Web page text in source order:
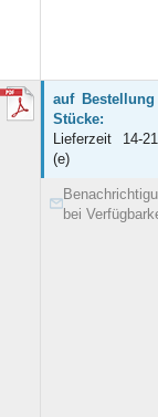
auf Bestellung
Stücke:
Lieferzeit 14-
(e)
bei